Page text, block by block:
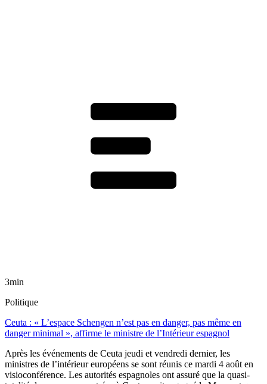
3min
Politique
Ceuta : « L’espace Schengen n’est pas en danger, pas même en
danger minimal », affirme le ministre de l’Intérieur espagnol
Après les événements de Ceuta jeudi et vendredi dernier, les
ministres de l’intérieur européens se sont réunis ce mardi 4 août en
visioconférence. Les autorités espagnoles ont assuré que la quasi-